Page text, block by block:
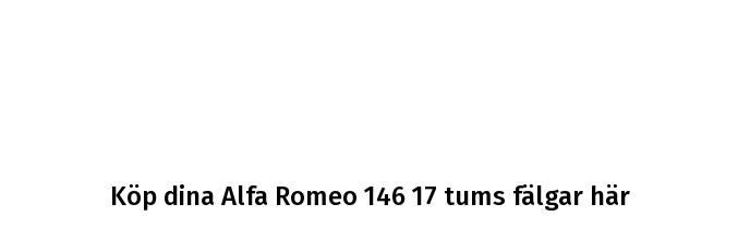
Köp dina Alfa Romeo 146 17 tums fälgar här